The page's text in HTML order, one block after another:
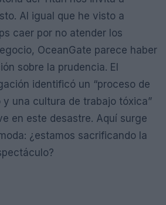
Al igual que he visto a
caer por no atender los
OceanGate parece haber
sobre la prudencia. El
identificó un “proceso de
y una cultura de trabajo tóxica”
en este desastre. Aquí surge
¿estamos sacrificando la